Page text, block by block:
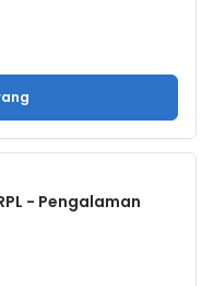
- Pengalaman